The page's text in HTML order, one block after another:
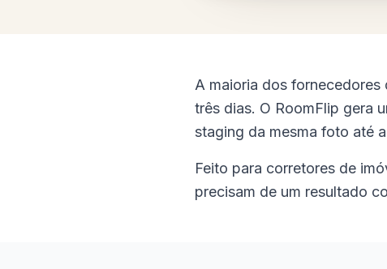
A maioria dos
três dias. O RoomFlip gera
staging da mesma foto até
Feito para corretores de
precisam de um resultado